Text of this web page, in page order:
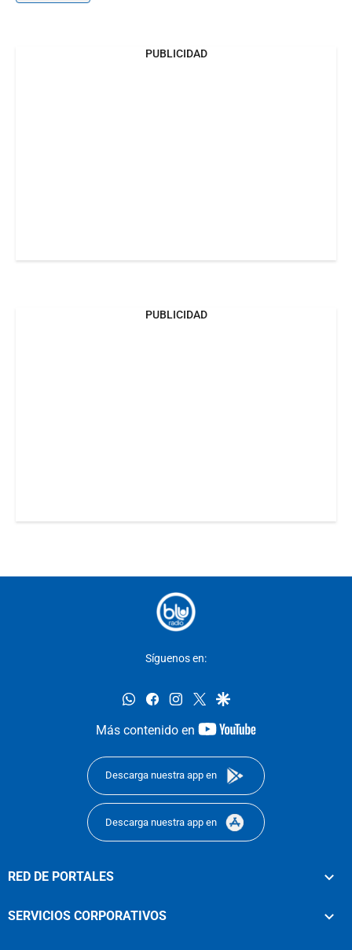
PUBLICIDAD
PUBLICIDAD
Síguenos en:
whatsappfacebookinstagram
twittergoogle
Más contenido en
youtube-
Descarga nuestra app en
Descarga nuestra app en
RED DE PORTALES
SERVICIOS CORPORATIVOS